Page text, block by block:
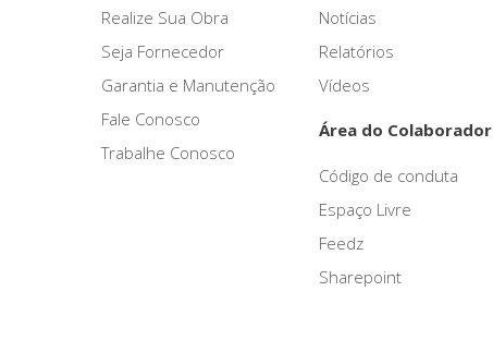
Realize Sua Obra
Seja Fornecedor
Garantia e Manutenção
Fale Conosco
Trabalhe Conosco
Notícias
Relatórios
Vídeos
Área do Colaborador
Código de conduta
Espaço Livre
Feedz
Sharepoint